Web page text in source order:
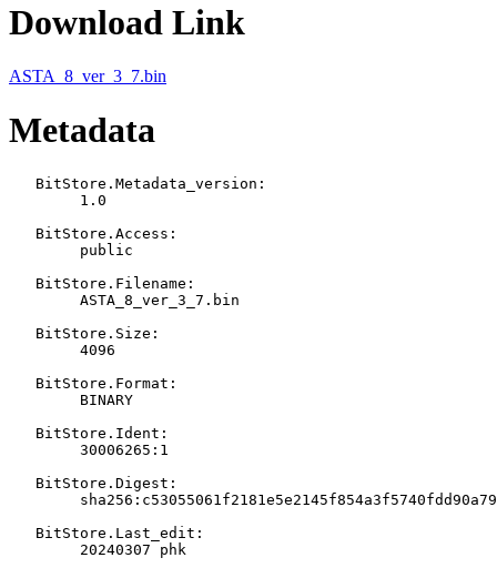
Download Link
ASTA_8_ver_3_7.bin
Metadata
   BitStore.Metadata_version:
   BitStore.Access:
   BitStore.Filename:
   BitStore.Size:
   BitStore.Format:
   BitStore.Ident:
   BitStore.Digest:
   BitStore.Last_edit: